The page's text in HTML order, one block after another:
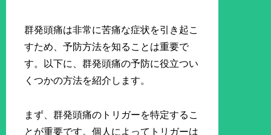
群発頭痛は非常に苦痛な症状を引き起こ
すため、予防方法を知ることは重要で
す。以下に、群発頭痛の予防に役立つい
くつかの方法を紹介します。
まず、群発頭痛のトリガーを特定するこ
とが重要です。個人によってトリガーは